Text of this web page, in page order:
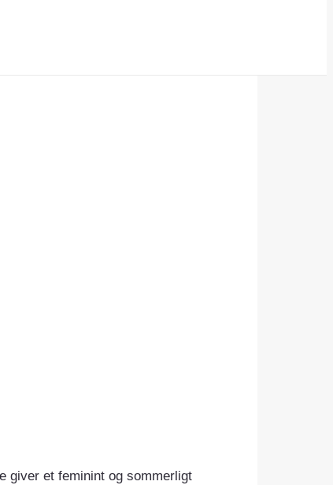
giver et feminint og sommerligt